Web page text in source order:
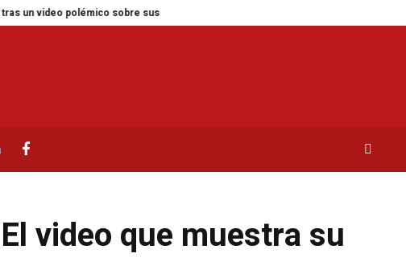
video polémico sobre sus nietas
video que muestra su